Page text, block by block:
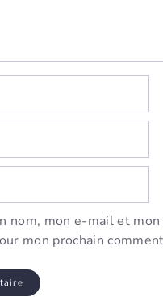
nom, mon e-mail et mon
mon prochain